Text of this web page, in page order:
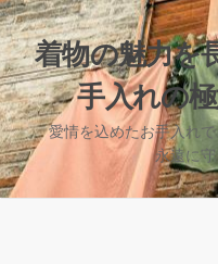
コ
ン
テ
ン
ツ
へ
ス
キ
着物の魅力を
手入れの
愛情を込めたお手入れ
永遠に